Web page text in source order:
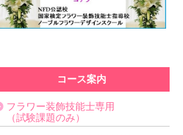
コース案内
フラワー装飾技能士専用
（試験課題のみ）